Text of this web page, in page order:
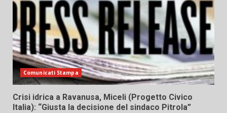
Comunicati Stampa
Crisi idrica a Ravanusa, Miceli (Progetto Civico
Italia): “Giusta la decisione del sindaco Pitrola”